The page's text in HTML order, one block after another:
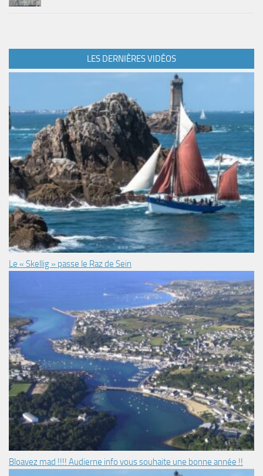
LES DERNIÈRES VIDÉOS
Le « Skellig » passe le Raz de Sein
Bloavez mad !!!! Audierne info vous souhaite une bonne année !!